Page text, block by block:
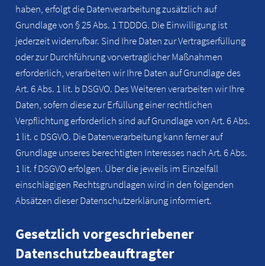
haben, erfolgt die Datenverarbeitung zusätzlich auf
Grundlage von § 25 Abs. 1 TDDDG. Die Einwilligung ist
jederzeit widerrufbar. Sind Ihre Daten zur Vertragserfüllung
oder zur Durchführung vorvertraglicher Maßnahmen
erforderlich, verarbeiten wir Ihre Daten auf Grundlage des
Art. 6 Abs. 1 lit. b DSGVO. Des Weiteren verarbeiten wir Ihre
Daten, sofern diese zur Erfüllung einer rechtlichen
Verpflichtung erforderlich sind auf Grundlage von Art. 6 Abs.
1 lit. c DSGVO. Die Datenverarbeitung kann ferner auf
Grundlage unseres berechtigten Interesses nach Art. 6 Abs.
1 lit. f DSGVO erfolgen. Über die jeweils im Einzelfall
einschlägigen Rechtsgrundlagen wird in den folgenden
Absätzen dieser Datenschutzerklärung informiert.
Gesetzlich vorgeschriebener
Datenschutzbeauftragter